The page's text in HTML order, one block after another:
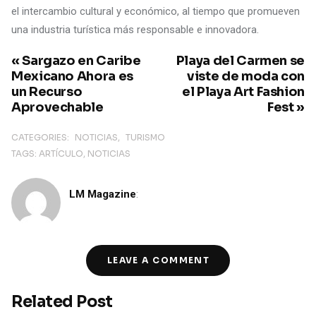
el intercambio cultural y económico, al tiempo que promueven
una industria turística más responsable e innovadora.
Playa del Carmen se
viste de moda con
el Playa Art Fashion
Fest »
« Sargazo en Caribe
Mexicano Ahora es
un Recurso
Aprovechable
CATEGORIES: NOTICIAS
TURISMO
TAGS: ARTÍCULO NOTICIAS
LM Magazine:
LEAVE A COMMENT
Related Post